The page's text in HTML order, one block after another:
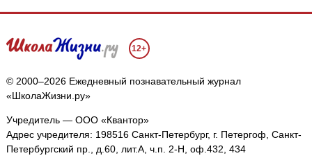
12+
© 2000–2026 Ежедневный познавательный журнал
«ШколаЖизни.ру»
Учредитель — ООО «Квантор»
Адрес учредителя: 198516 Санкт-Петербург, г. Петергоф, Санкт-
Петербургский пр., д.60, лит.А, ч.п. 2-Н, оф.432, 434